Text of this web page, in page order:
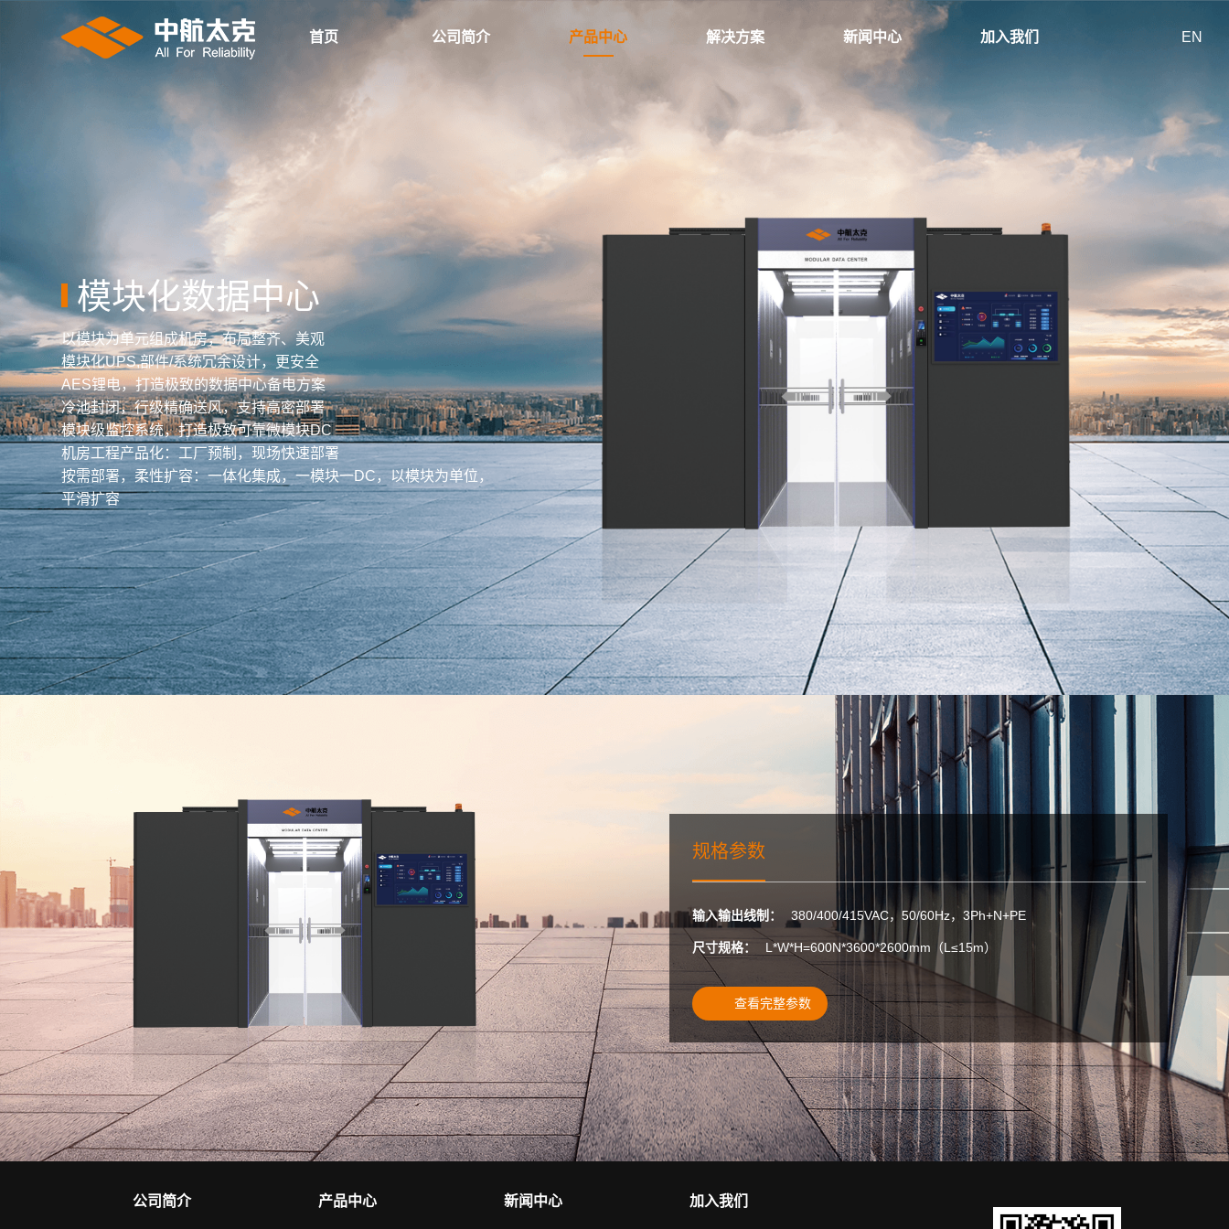
首页 公司简介 产品中心 解决方案 新闻中心 加入我们 EN
模块化数据中心
以模块为单元组成机房，布局整齐、美观
模块化UPS,部件/系统冗余设计，更安全
AES锂电，打造极致的数据中心备电方案
冷池封闭，行级精确送风，支持高密部署
模块级监控系统，打造极致可靠微模块DC
机房工程产品化：工厂预制，现场快速部署
按需部署，柔性扩容：一体化集成，一模块一DC，以模块为单位，
平滑扩容
模
以模块
模块化
AES锂
冷池封
模块级
机房工
按需部
平滑扩容
规格参数
输入输出线制： 380/400/415VAC，50/60Hz，3Ph+N+PE
尺寸规格： L*W*H=600N*3600*2600mm（L≤15m）
查看完整参数
公司简介 产品中心 新闻中心 加入我们